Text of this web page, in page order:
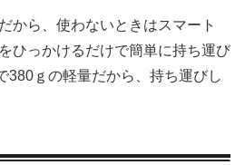
から、使わないときはスマート
ひっかけるだけで簡単に持ち運び
380ｇの軽量だから、持ち運びし